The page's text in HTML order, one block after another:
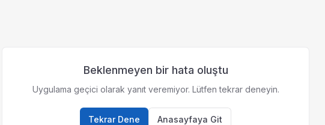
Beklenmeyen bir hata oluştu
Uygulama geçici olarak yanıt veremiyor. Lütfen tekrar deneyin.
Tekrar Dene Anasayfaya Git